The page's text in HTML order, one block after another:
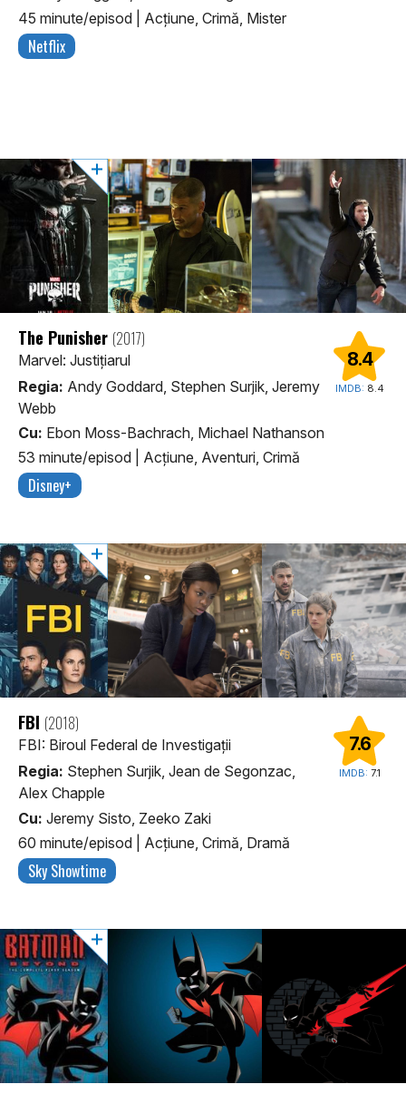
45 minute/episod
Acţiune, Crimă, Mister
Netflix
8.4
IMDB: 8.4
The Punisher (2017)
Marvel: Justițiarul
Regia: Andy Goddard, Stephen Surjik, Jeremy
Webb
Cu: Ebon Moss-Bachrach, Michael Nathanson
53 minute/episod
Acţiune, Aventuri, Crimă
Disney+
7.6
IMDB: 7.1
FBI (2018)
FBI: Biroul Federal de Investigații
Regia: Stephen Surjik, Jean de Segonzac,
Alex Chapple
Cu: Jeremy Sisto, Zeeko Zaki
60 minute/episod
Acţiune, Crimă, Dramă
Sky Showtime